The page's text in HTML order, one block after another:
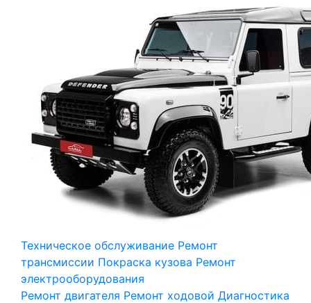
Техническое обслуживание Ремонт
трансмиссии Покраска кузова Ремонт
электрооборудования
Ремонт двигателя Ремонт ходовой Диагностика